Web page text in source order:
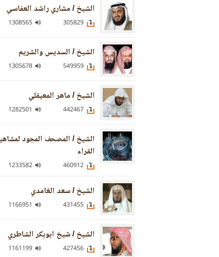
الشيخ / مشاري راشد العفاسي
الشيخ / السديس والشريم
الشيخ / ماهر المعيقلي
الشيخ / المصحف المجود
القراء
الشيخ / سعد الغامدي
الشيخ / شيخ ابوبكر الشاطري